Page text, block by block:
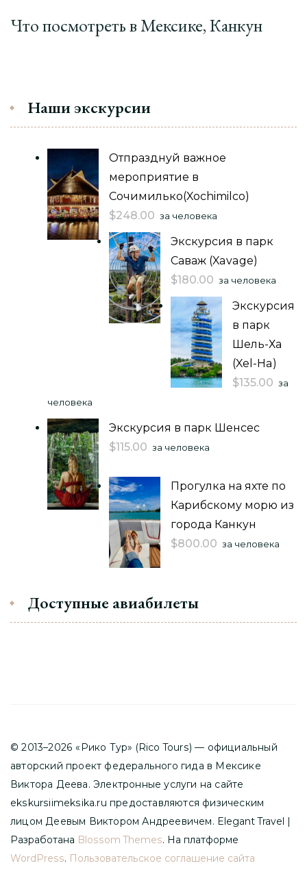
Что посмотреть в Мексике, Канкун
Наши экскурсии
Отпразднуй важное
мероприятие в
Сочимилько(Xochimilco)
$248.00 за человека
Экскурсия в парк
Саваж (Xavage)
$180.00 за человека
Экскурсия
в парк
Шель-Ха
(Xel-Ha)
$135.00 за
человека
Экскурсия в парк Шенсес
$115.00 за человека
Прогулка на яхте по
Карибскому морю из
города Канкун
$800.00 за человека
Доступные авиабилеты
© 2013–2026 «Рико Тур» (Rico Tours) — официальный
авторский проект федерального гида в Мексике
Виктора Деева. Электронные услуги на сайте
ekskursiimeksika.ru предоставляются физическим
лицом Деевым Виктором Андреевичем. Elegant Travel |
Разработана Blossom Themes. На платформе
WordPress. Пользовательское соглашение сайта